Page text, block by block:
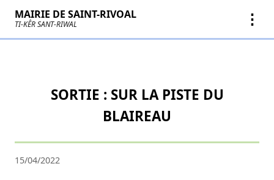
MAIRIE DE SAINT-RIVOAL
TI-KÊR SANT-RIWAL ⋮
SORTIE : SUR LA PISTE DU
BLAIREAU
15/04/2022